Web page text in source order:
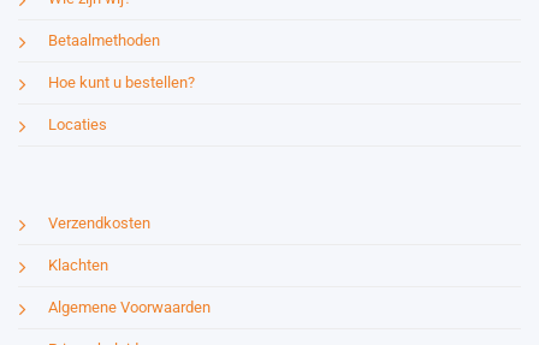
Betaalmethoden
Hoe kunt u bestellen?
Locaties
Verzendkosten
Klachten
Algemene Voorwaarden